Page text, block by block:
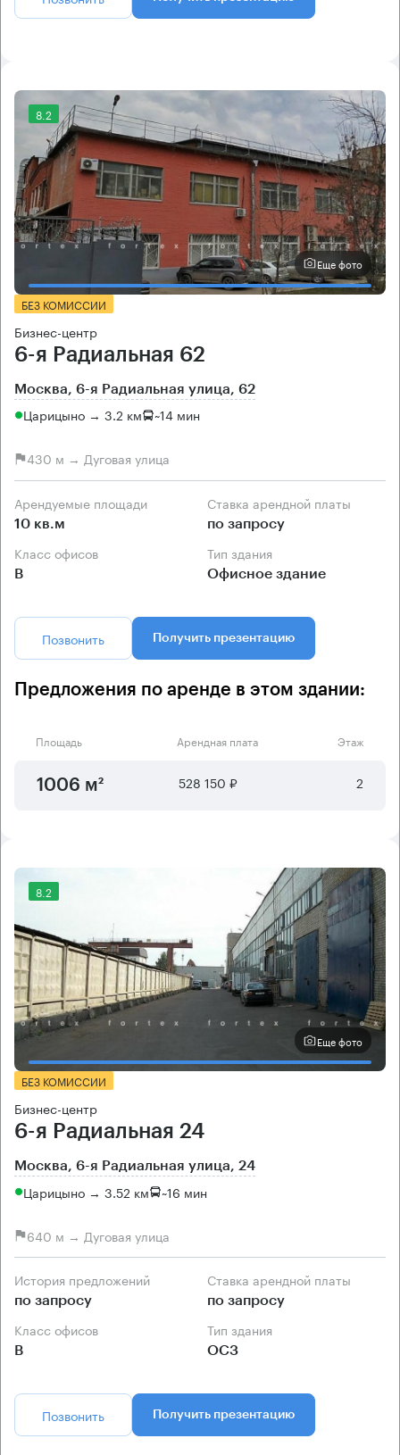
8.2
Еще фото
БЕЗ КОМИССИИ
Бизнес-центр
6-я Радиальная 62
Москва, 6-я Радиальная улица, 62
Царицыно → 3.2 км ~14 мин
430 м → Дуговая улица
Арендуемые площади
10 кв.м
Ставка арендной платы
по запросу
Класс офисов
B
Тип здания
Офисное здание
Позвонить Получить презентацию
Предложения по аренде в этом здании:
Площадь Арендная плата Этаж
1006 м² 528 150 ₽ 2
8.2
Еще фото
БЕЗ КОМИССИИ
Бизнес-центр
6-я Радиальная 24
Москва, 6-я Радиальная улица, 24
Царицыно → 3.52 км ~16 мин
640 м → Дуговая улица
История предложений
по запросу
Ставка арендной платы
по запросу
Класс офисов
B
Тип здания
ОСЗ
Позвонить Получить презентацию